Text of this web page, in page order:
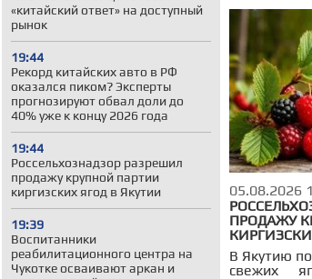
«китайский ответ» на доступный
рынок
19:44
Рекорд китайских авто в РФ
оказался пиком? Эксперты
прогнозируют обвал доли до
40% уже к концу 2026 года
19:44
Россельхознадзор разрешил
продажу крупной партии
киргизских ягод в Якутии
19:39
Воспитанники
реабилитационного центра на
Чукотке осваивают аркан и
05.08.2026
ПРОДАЖУ
В Якутию
свежих